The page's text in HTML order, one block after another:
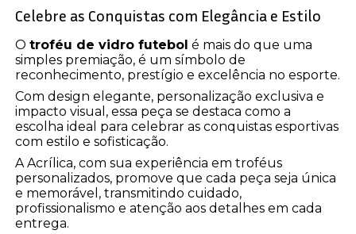
Celebre as Conquistas com Elegância e Estilo
Otroféu de vidro futebol é mais do que uma
simples premiação, é um símbolo de
reconhecimento, prestígio e excelência no esporte.
Com design elegante, personalização exclusiva e
impacto visual, essa peça se destaca como a
escolha ideal para celebrar as conquistas esportivas
com estilo e sofisticação.
A Acrílica, com sua experiência em troféus
personalizados, promove que cada peça seja única
e memorável, transmitindo cuidado,
profissionalismo e atenção aos detalhes em cada
entrega.